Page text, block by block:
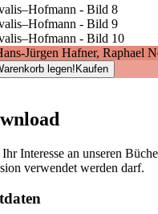
Jürgen Hafner, Raphael
Kaufen
Interesse an unseren
verwendet werden darf.